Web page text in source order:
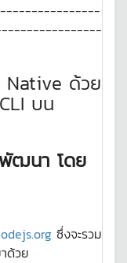
Native ด้วย
บน
ฒนา โดย
ซึ่งจะรวม
ด้วย